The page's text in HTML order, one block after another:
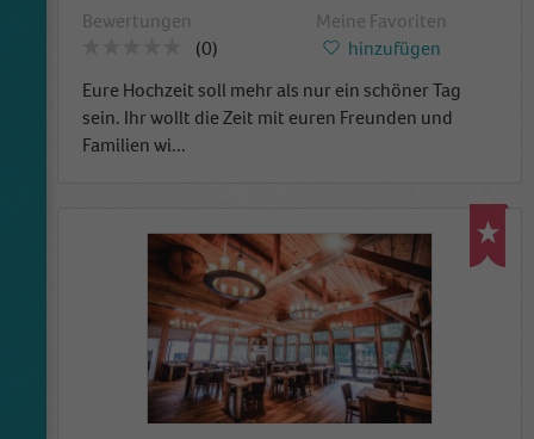
Bewertungen
(0)
Meine Favoriten
hinzufügen
Eure Hochzeit soll mehr als nur ein schöner Tag
sein. Ihr wollt die Zeit mit euren Freunden und
Familien wi...